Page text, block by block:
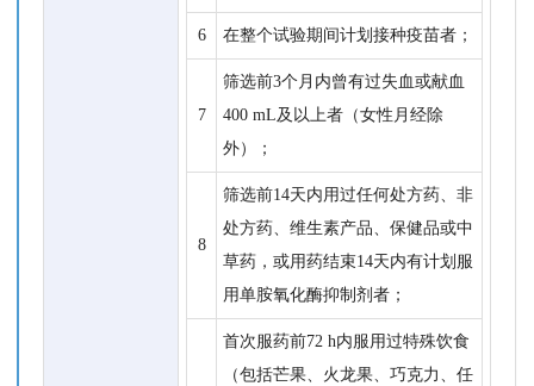
6 在整个试验期间计划接种疫苗者；
7
筛选前3个月内曾有过失血或献血
400 mL及以上者（女性月经除
外）；
8
筛选前14天内用过任何处方药、非
处方药、维生素产品、保健品或中
草药，或用药结束14天内有计划服
用单胺氧化酶抑制剂者；
首次服药前72 h内服用过特殊饮食
（包括芒果、火龙果、巧克力、任